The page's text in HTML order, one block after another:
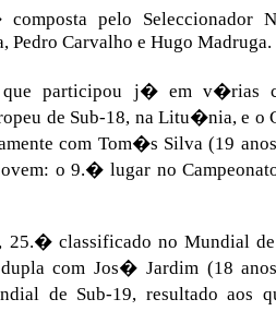
pelo Seleccionador
Pedro Carvalho e Hugo Madruga.
participou j� em v�rias
de Sub-18, na Litu�nia, e o
com Tom�s Silva (19
o 9.� lugar no
25.� classificado no Mundial
com Jos� Jardim (18
de Sub-19, resultado aos